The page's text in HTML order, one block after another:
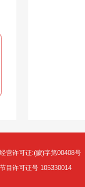
营许可证:(蒙)字第00408号
目许可证号 105330014